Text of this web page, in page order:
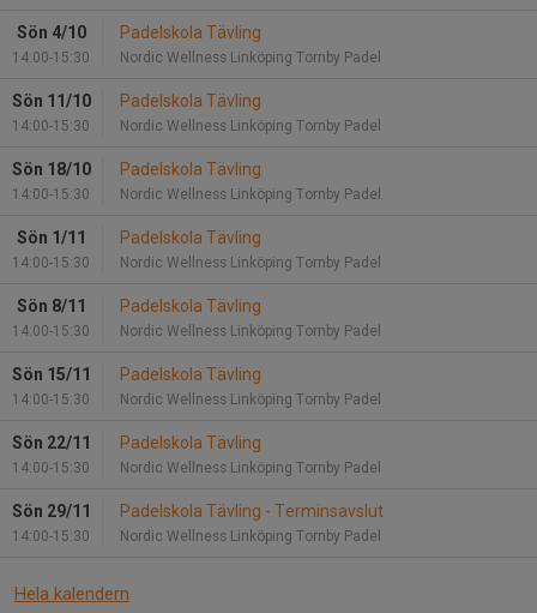
Sön 4/10
14:00-15:30
Padelskola Tävling
Nordic Wellness Linköping Tornby Padel
Sön 11/10
14:00-15:30
Padelskola Tävling
Nordic Wellness Linköping Tornby Padel
Sön 18/10
14:00-15:30
Padelskola Tävling
Nordic Wellness Linköping Tornby Padel
Sön 1/11
14:00-15:30
Padelskola Tävling
Nordic Wellness Linköping Tornby Padel
Sön 8/11
14:00-15:30
Padelskola Tävling
Nordic Wellness Linköping Tornby Padel
Sön 15/11
14:00-15:30
Padelskola Tävling
Nordic Wellness Linköping Tornby Padel
Sön 22/11
14:00-15:30
Padelskola Tävling
Nordic Wellness Linköping Tornby Padel
Sön 29/11
14:00-15:30
Padelskola Tävling - Terminsavslut
Nordic Wellness Linköping Tornby Padel
Hela kalendern